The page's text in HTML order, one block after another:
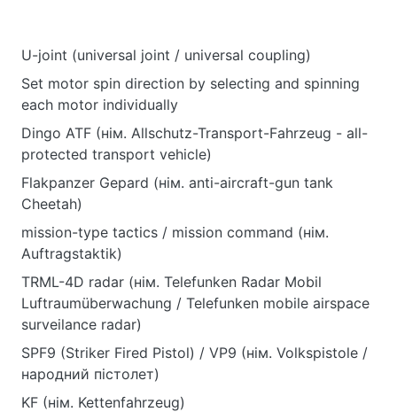
U-joint (universal joint / universal coupling)
Set motor spin direction by selecting and spinning
each motor individually
Dingo ATF (нім. Allschutz-Transport-Fahrzeug - all-
protected transport vehicle)
Flakpanzer Gepard (нім. anti-aircraft-gun tank
Cheetah)
mission-type tactics / mission command (нім.
Auftragstaktik)
TRML-4D radar (нім. Telefunken Radar Mobil
Luftraumüberwachung / Telefunken mobile airspace
surveilance radar)
SPF9 (Striker Fired Pistol) / VP9 (нім. Volkspistole /
народний пістолет)
KF (нім. Kettenfahrzeug)